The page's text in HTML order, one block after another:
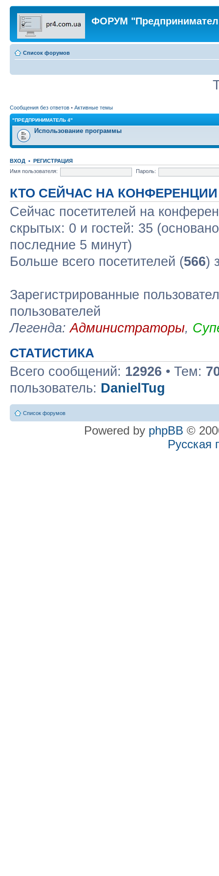
ФОРУМ
Список форумов
Сообщения без ответов • Активные темы
"ПРЕДПРИНИМАТЕЛЬ 4"
Использование программы
ВХОД • РЕГИСТРАЦИЯ
Имя пользователя:
Пароль:
КТО СЕЙЧАС НА КОНФЕРЕНЦИИ
Сейчас посетителей на
скрытых: 0 и гостей: 35
последние 5 минут)
Больше всего посетителей (566)
Зарегистрированные
пользователей
Легенда:Администраторы,
СТАТИСТИКА
Всего сообщений: 12926 • Тем:
пользователь: DanielTug
Список форумов
Powered by phpBB ©
Русская